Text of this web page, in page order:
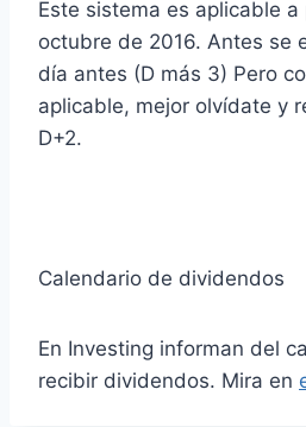
Este sistema es aplicable
octubre de 2016. Antes se
día antes (D más 3) Pero
aplicable, mejor olvídate y
D+2.
Calendario de dividendos
En Investing informan del
recibir dividendos. Mira en